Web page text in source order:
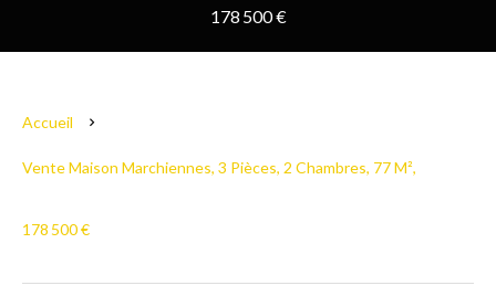
178 500 €
Accueil
Vente Maison Marchiennes, 3 Pièces, 2 Chambres, 77 M²,
178 500 €